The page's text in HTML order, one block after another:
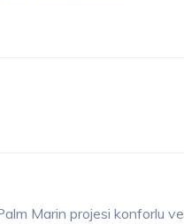
Marin projesi konforlu ve